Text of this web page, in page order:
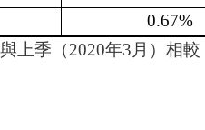
0.67%
上季（2020年3月）相較